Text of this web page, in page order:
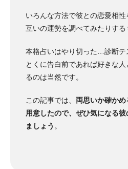
いろんな方法で彼との恋愛相
互いの運勢を調べてみたりする
本格占いはやり切った…診断テ
とくに告白前であれば好きな
るのは当然です。
この記事では、 両思いか確か
用意したので、ぜひ気になる
ましょう 。